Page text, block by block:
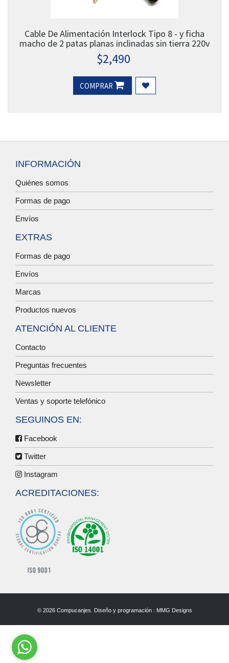
Cable De Alimentación Interlock Tipo 8 - y ficha
macho de 2 patas planas inclinadas sin tierra 220v
$2,490
COMPRAR
INFORMACIÓN
Quiénes somos
Formas de pago
Envíos
EXTRAS
Formas de pago
Envíos
Marcas
Productos nuevos
ATENCIÓN AL CLIENTE
Contacto
Preguntas frecuentes
Newsletter
Ventas y soporte telefónico
SEGUINOS EN:
Facebook
Twitter
Instagram
ACREDITACIONES:
© 2026 Compucanjes. Diseño y programación : MMG Designs